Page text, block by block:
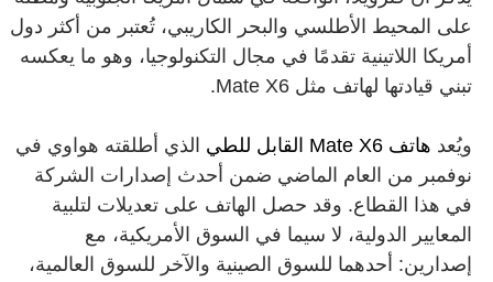
على المحيط الأطلسي والبحر الكاريبي، تُعتبر من أكثر دول
أمريكا اللاتينية تقدمًا في مجال التكنولوجيا، وهو ما يعكسه
تبني قيادتها لهاتف مثل Mate X6.
ويُعد هاتف Mate X6 القابل للطي
الذي أطلقته هواوي في
نوفمبر من العام الماضي ضمن أحدث إصدارات الشركة
في هذا القطاع. وقد حصل الهاتف على تعديلات لتلبية
المعايير الدولية، لا سيما في السوق الأمريكية، مع
إصدارين: أحدهما للسوق الصينية والآخر للسوق العالمية،